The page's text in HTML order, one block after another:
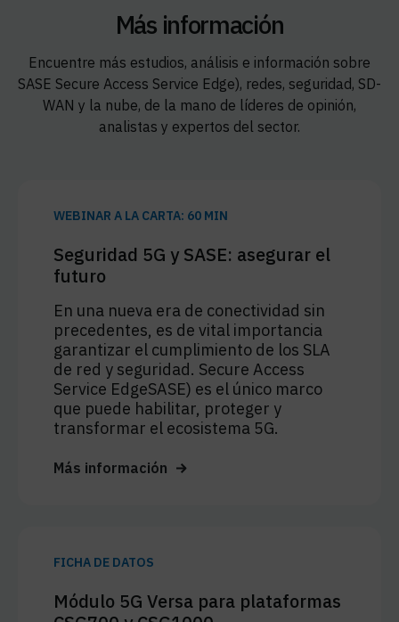
Más información
Encuentre más estudios, análisis e información sobre
SASE Secure Access Service Edge), redes, seguridad, SD-
WAN y la nube, de la mano de líderes de opinión,
analistas y expertos del sector.
WEBINAR A LA CARTA: 60 MIN
Seguridad 5G y SASE: asegurar el
futuro
En una nueva era de conectividad sin
precedentes, es de vital importancia
garantizar el cumplimiento de los SLA
de red y seguridad. Secure Access
Service EdgeSASE) es el único marco
que puede habilitar, proteger y
transformar el ecosistema 5G.
Más información
FICHA DE DATOS
Módulo 5G Versa para plataformas